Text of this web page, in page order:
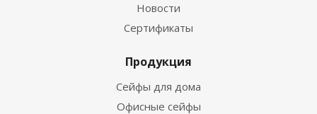
Новости
Сертификаты
Продукция
Сейфы для дома
Офисные сейфы